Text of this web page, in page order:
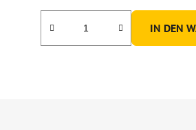
IN DEN